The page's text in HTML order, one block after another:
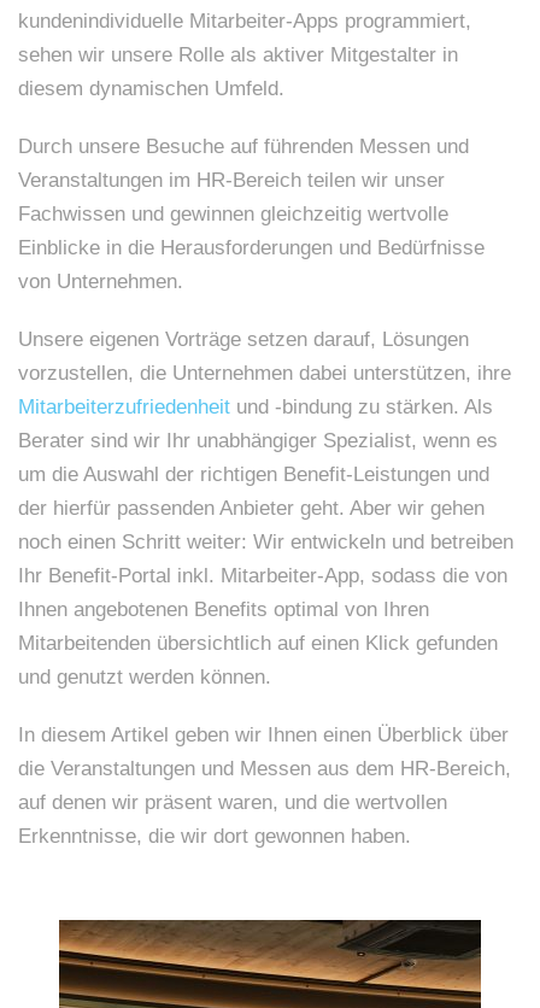
kundenindividuelle Mitarbeiter-Apps programmiert,
sehen wir unsere Rolle als aktiver Mitgestalter in
diesem dynamischen Umfeld.
Durch unsere Besuche auf führenden Messen und
Veranstaltungen im HR-Bereich teilen wir unser
Fachwissen und gewinnen gleichzeitig wertvolle
Einblicke in die Herausforderungen und Bedürfnisse
von Unternehmen.
Unsere eigenen Vorträge setzen darauf, Lösungen
vorzustellen, die Unternehmen dabei unterstützen, ihre
Mitarbeiterzufriedenheit und -bindung zu stärken. Als
Berater sind wir Ihr unabhängiger Spezialist, wenn es
um die Auswahl der richtigen Benefit-Leistungen und
der hierfür passenden Anbieter geht. Aber wir gehen
noch einen Schritt weiter: Wir entwickeln und betreiben
Ihr Benefit-Portal inkl. Mitarbeiter-App, sodass die von
Ihnen angebotenen Benefits optimal von Ihren
Mitarbeitenden übersichtlich auf einen Klick gefunden
und genutzt werden können.
In diesem Artikel geben wir Ihnen einen Überblick über
die Veranstaltungen und Messen aus dem HR-Bereich,
auf denen wir präsent waren, und die wertvollen
Erkenntnisse, die wir dort gewonnen haben.